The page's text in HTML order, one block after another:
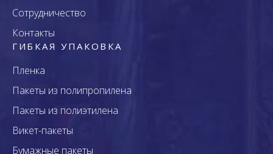
Сотрудничество
Контакты
ГИБКАЯ УПАКОВКА
Пленка
Пакеты из полипропилена
Пакеты из полиэтилена
Викет-пакеты
Бумажные пакеты